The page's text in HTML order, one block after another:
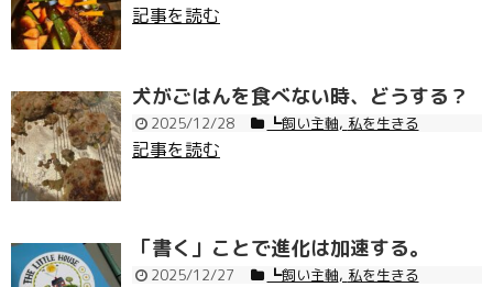
記事を読む
犬がごはんを食べない時、どうする？
2025/12/28 ┗飼い主軸, 私を生きる
記事を読む
「書く」ことで進化は加速する。
2025/12/27 ┗飼い主軸, 私を生きる